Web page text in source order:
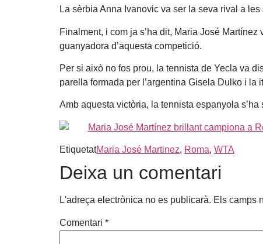
La sèrbia Anna Ivanovic va ser la seva rival a
Finalment, i com ja s’ha dit, Maria José
guanyadora d’aquesta competició.
Per si això no fos prou, la tennista de Yecla va
parella formada per l’argentina Gisela Dulko i la
Amb aquesta victòria, la tennista espanyola
EtiquetatMaria José Martinez, Roma, WTA
Deixa un comentari
L'adreça electrònica no es publicarà. Els camps
Comentari *